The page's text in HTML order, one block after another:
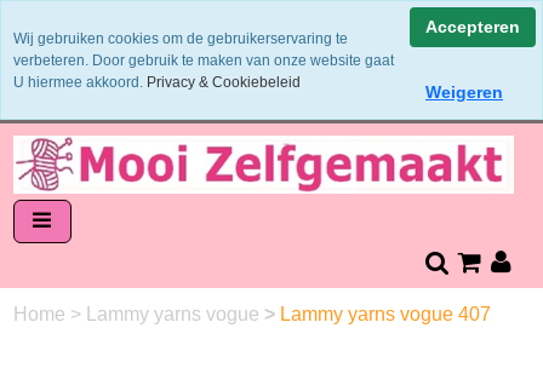
Garens worden uit 1 verfbad verzonden
Veilig online betalen of zelf overschrijven
Home > Lammy yarns vogue > Lammy yarns vogue 407
Wij gebruiken cookies om de gebruikerservaring te
verbeteren. Door gebruik te maken van onze website gaat
U hiermee akkoord. Privacy & Cookiebeleid
Accepteren
Weigeren